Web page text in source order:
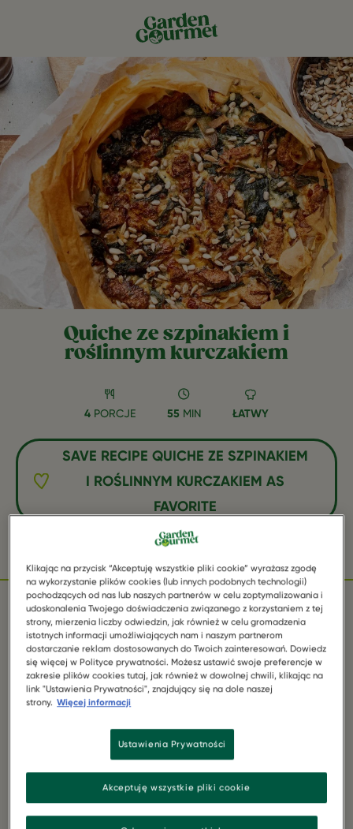
Quiche ze szpinakiem i
roślinnym kurczakiem
4 PORCJE 55 MIN ŁATWY
SAVE RECIPE QUICHE ZE SZPINAKIEM
I ROŚLINNYM KURCZAKIEM AS
FAVORITE
FacebookTwitterWhatsApp
SKŁADNIKI
1 opakowanie Garden Gourmet Fileciki Roślinne
(175 g)
5 arkuszy ciasta filo
Klikając na przycisk “Akceptuję wszystkie pliki cookie” wyrażasz zgodę
na wykorzystanie plików cookies (lub innych podobnych technologii)
pochodzących od nas lub naszych partnerów w celu zoptymalizowania i
udoskonalenia Twojego doświadczenia związanego z korzystaniem z tej
strony, mierzenia liczby odwiedzin, jak również w celu gromadzenia
istotnych informacji umożliwiających nam i naszym partnerom
dostarczanie reklam dostosowanych do Twoich zainteresowań. Dowiedz
się więcej w Polityce prywatności. Możesz ustawić swoje preferencje w
zakresie plików cookies tutaj, jak również w dowolnej chwili, klikając na
link "Ustawienia Prywatności", znajdujący się na dole naszej
strony. Więcej informacji
Ustawienia Prywatności
Akceptuję wszystkie pliki cookie